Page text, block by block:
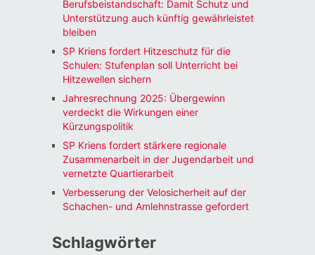
Berufsbeistandschaft: Damit Schutz und
Unterstützung auch künftig gewährleistet
bleiben
SP Kriens fordert Hitzeschutz für die
Schulen: Stufenplan soll Unterricht bei
Hitzewellen sichern
Jahresrechnung 2025: Übergewinn
verdeckt die Wirkungen einer
Kürzungspolitik
SP Kriens fordert stärkere regionale
Zusammenarbeit in der Jugendarbeit und
vernetzte Quartierarbeit
Verbesserung der Velosicherheit auf der
Schachen- und Amlehnstrasse gefordert
Schlagwörter